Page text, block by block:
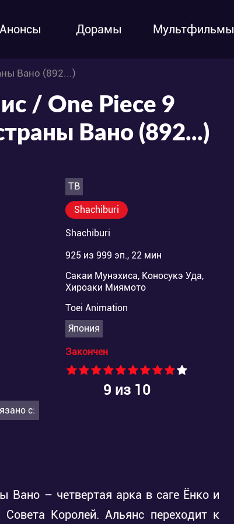
Анонсы Дорамы Мультфильмы
Вано (892...)
/ One Piece 9
Вано (892...)
ТВ
Shachiburi
Shachiburi
925 из 999 эп., 22 мин
Сакаи Мунэхиса, Коносукэ Уда,
Хироаки Миямото
Toei Animation
Япония
Закончен
9 из 10
с:
Вано – четвертая арка в саге Ёнко и
Королей. Альянс переходит к